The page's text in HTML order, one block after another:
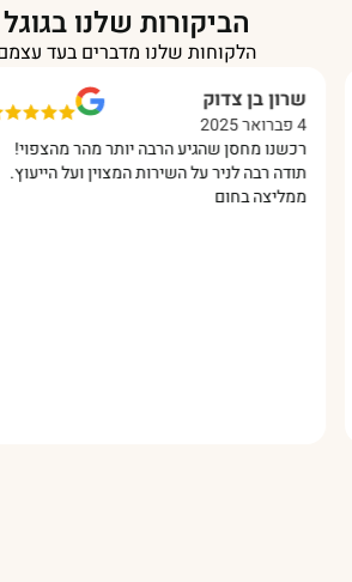
הביקורות שלנו בגוגל
הלקוחות שלנו מדברים בעד עצמם
שרון בן צדוק
רכשנו מחסן שהגיע הרבה יותר מהר מהצפוי!
תודה רבה לניר על השירות המצוין ועל הייעוץ.
ממליצה בחום